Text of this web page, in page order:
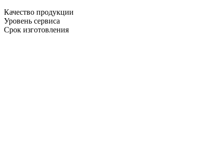
Качество продукции
Уровень сервиса
Срок изготовления